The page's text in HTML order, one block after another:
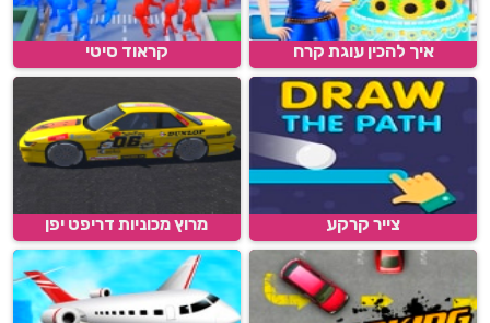
איך להכין עוגת קרח קראוד סיטי
צייר קרקע מרוץ מכוניות דריפט יפן